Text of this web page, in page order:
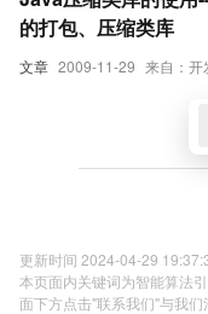
文章 2009-11-29 来自：开
的打包、压缩类库
更新时间 2024-04-29
本页面内关键词为智能算法
面下方点击"联系我们"与我们